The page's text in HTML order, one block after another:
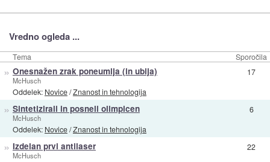
Vredno ogleda ...
Tema Sporočila
» Onesnažen zrak poneumlja (in ubija)
McHusch
Oddelek: Novice/Znanost in tehnologija
17
» Sintetizirali in posneli olimpicen
McHusch
Oddelek: Novice/Znanost in tehnologija
6
» Izdelan prvi antilaser
McHusch
22